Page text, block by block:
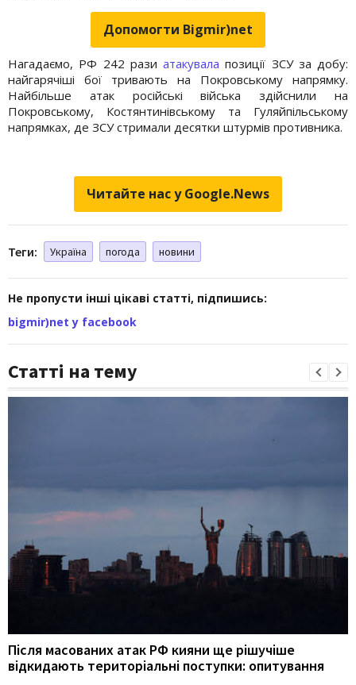
Допомогти Bigmir)net
Нагадаємо, РФ 242 рази атакувала позиції ЗСУ за добу:
найгарячіші бої тривають на Покровському напрямку.
Найбільше атак російські війська здійснили на
Покровському, Костянтинівському та Гуляйпільському
напрямках, де ЗСУ стримали десятки штурмів противника.
Читайте нас у Google.News
Теги: Україна погода новини
Не пропусти інші цікаві статті, підпишись:
bigmir)net у facebook
Статті на тему
Після масованих атак РФ кияни ще рішучіше
відкидають територіальні поступки: опитування